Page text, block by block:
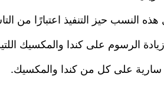
النسب حيز التنفيذ اعتبارًا من
على كل من كندا والمكسيك.